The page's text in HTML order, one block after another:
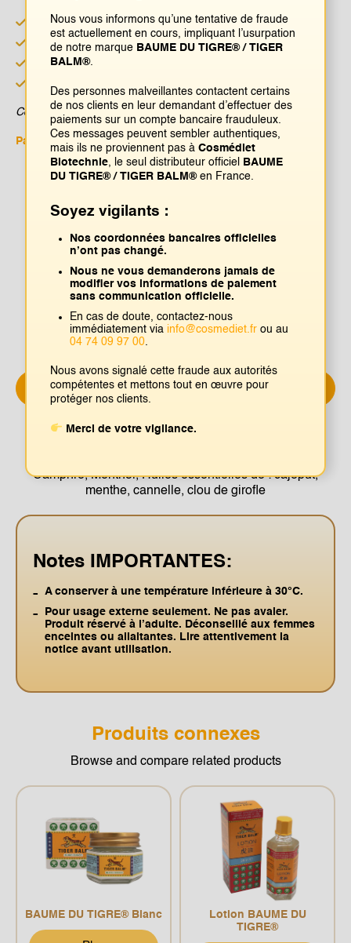
Effet chauffant
Parfum énergisant
Pour les tensions du quotidien
Cosmétique
Partager ce produit
Vie quotidienne (mode de vie actif)
Pratique sportive
Travail physique
Instructions d'utilisation Écrire une critique
Camphre, Menthol, Huiles essentielles de : cajeput,
menthe, cannelle, clou de girofle
Notes IMPORTANTES:
A conserver à une température inférieure à 30°C.
Pour usage externe seulement. Ne pas avaler.
Produit réservé à l’adulte. Déconseillé aux femmes
enceintes ou allaitantes. Lire attentivement la
notice avant utilisation.
Produits connexes
Browse and compare related products
BAUME DU TIGRE® Blanc
Lotion BAUME DU
TIGRE®
Nous vous informons qu’une tentative de fraude
est actuellement en cours, impliquant l’usurpation
de notre marque BAUME DU TIGRE® / TIGER
BALM®.
Des personnes malveillantes contactent certains
de nos clients en leur demandant d’effectuer des
paiements sur un compte bancaire frauduleux.
Ces messages peuvent sembler authentiques,
mais ils ne proviennent pas à Cosmédiet
Biotechnie, le seul distributeur officiel
BAUME
DU TIGRE® / TIGER BALM®en France.
Soyez vigilants :
Nos coordonnées bancaires officielles
n’ont pas changé.
Nous ne vous demanderons jamais de
modifier vos informations de paiement
sans communication officielle.
En cas de doute, contactez-nous
immédiatement via info@cosmediet.fr ou au
04 74 09 97 00.
Nous avons signalé cette fraude aux autorités
compétentes et mettons tout en œuvre pour
protéger nos clients.
Merci de votre vigilance.